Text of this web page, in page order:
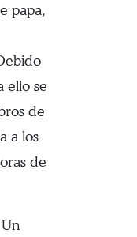
papa,
ello se
de
a los
de